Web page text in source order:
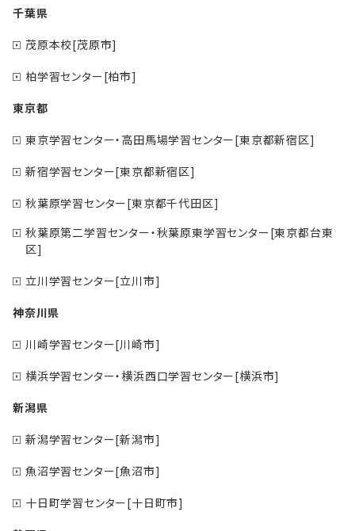
千葉県
茂原本校[茂原市]
柏学習センター[柏市]
東京都
東京学習センター・高田馬場学習センター[東京都新宿区]
新宿学習センター[東京都新宿区]
秋葉原学習センター[東京都千代田区]
秋葉原第二学習センター・秋葉原東学習センター[東京都台東
区]
立川学習センター[立川市]
神奈川県
川崎学習センター[川崎市]
横浜学習センター・横浜西口学習センター[横浜市]
新潟県
新潟学習センター[新潟市]
魚沼学習センター[魚沼市]
十日町学習センター[十日町市]